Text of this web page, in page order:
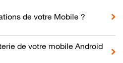
de votre Mobile ?
de votre mobile Android